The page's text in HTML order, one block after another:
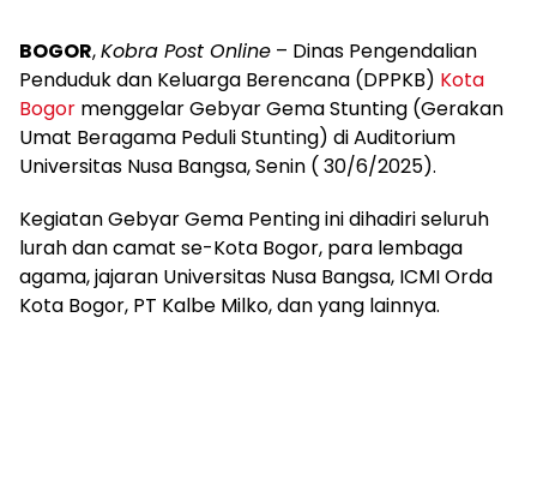
BOGOR,Kobra Post Online – Dinas Pengendalian
Penduduk dan Keluarga Berencana (DPPKB) Kota
Bogor menggelar Gebyar Gema Stunting (Gerakan
Umat Beragama Peduli Stunting) di Auditorium
Universitas Nusa Bangsa, Senin ( 30/6/2025).
Kegiatan Gebyar Gema Penting ini dihadiri seluruh
lurah dan camat se-Kota Bogor, para lembaga
agama, jajaran Universitas Nusa Bangsa, ICMI Orda
Kota Bogor, PT Kalbe Milko, dan yang lainnya.